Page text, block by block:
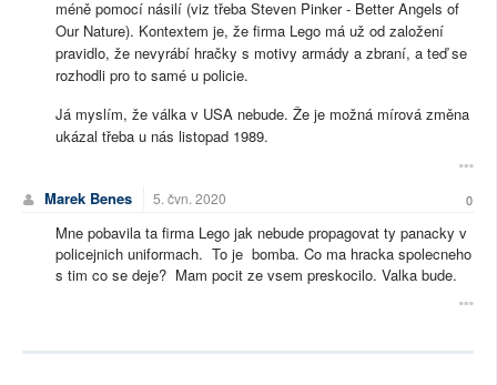
méně pomocí násilí (viz třeba Steven Pinker - Better Angels of
Our Nature). Kontextem je, že firma Lego má už od založení
pravidlo, že nevyrábí hračky s motivy armády a zbraní, a teď se
rozhodli pro to samé u policie.
Já myslím, že válka v USA nebude. Že je možná mírová změna
ukázal třeba u nás listopad 1989.
Marek Benes 5. čvn. 2020 0
Mne pobavila ta firma Lego jak nebude propagovat ty panacky v
policejnich uniformach. To je bomba. Co ma hracka spolecneho
s tim co se deje? Mam pocit ze vsem preskocilo. Valka bude.